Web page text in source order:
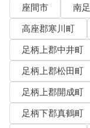
座間市
南
高座郡寒川町
足柄上郡中井町
足柄上郡松田町
足柄上郡開成町
足柄下郡真鶴町